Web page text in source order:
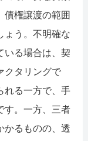
債権譲渡の範囲
ょう。不明確な
いる場合は、契
クタリングで
れる一方で、手
す。一方、三者
かるものの、透